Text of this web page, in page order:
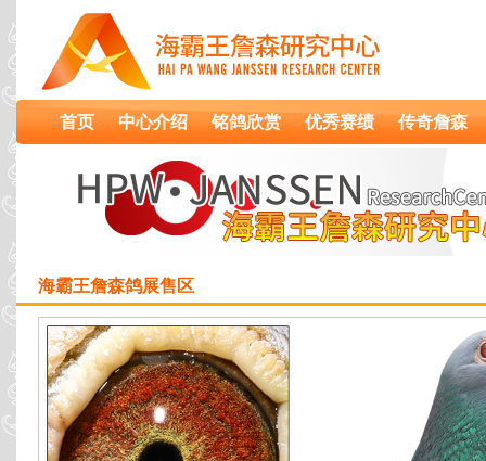
首页 中心介绍 铭鸽欣赏 优秀赛绩 传奇詹森
海霸王詹森鸽展售区